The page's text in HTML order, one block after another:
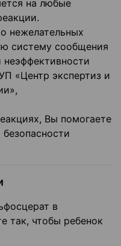
на любые
нежелательных
систему сообщения
«Центр экспертиз и
Вы помогаете
в
так, чтобы ребенок